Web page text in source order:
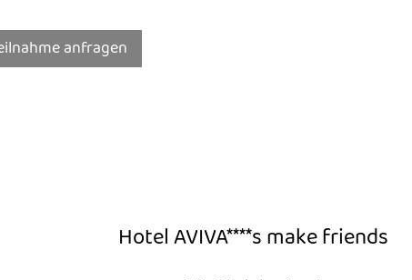
anfragen
Hotel AVIVA****s make friends